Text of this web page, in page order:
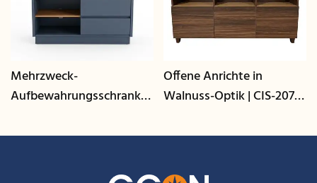
Mehrzweck-
Aufbewahrungsschrank
CIS-25-L - GCON
Offene Anrichte in
Walnuss-Optik | CIS-207 -